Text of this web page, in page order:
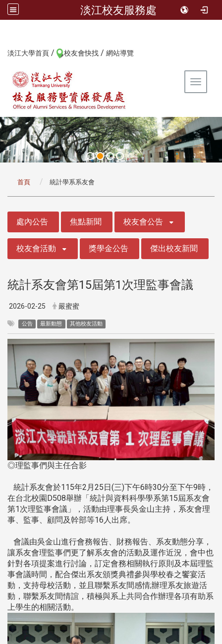
淡江校友服務處
淡江大學首頁 / 校友會快找 / 網站導覽
Toggle
首頁 統計學系系友會
處內公告 焦點新聞 校友會公告
校友會活動 獎學金公告 傑出校友新聞
統計系友會第15屆第1次理監事會議
2026-02-25 嚴蜜蜜
公告 最新動態 其他校友活動
◎理監事們與主任合影
統計系友會於115年2月25日(三)下午6時30分至下午9時，
在台北校園D508舉辦「統計與資料科學學系第15屆系友會
第1次理監事會議」，活動由理事長吳金山主持，系友會理
事、監事、顧問及幹部等16人出席。
會議由吳金山進行會務報告、財務報告、系友動態分享，
讓系友會理監事們更了解系友會的活動及運作近況，會中也
針對各項提案進行討論，訂定會務相關執行原則及本屆理監
事會議時間，配合傑出系友頒獎典禮參與學校春之饗宴活
動，支持母校活動，並且聯繫系友間感情;辦理系友旅遊活
動，聯繫系友間情誼，積極與系上共同合作辦理各項有助系
上學生的相關活動。